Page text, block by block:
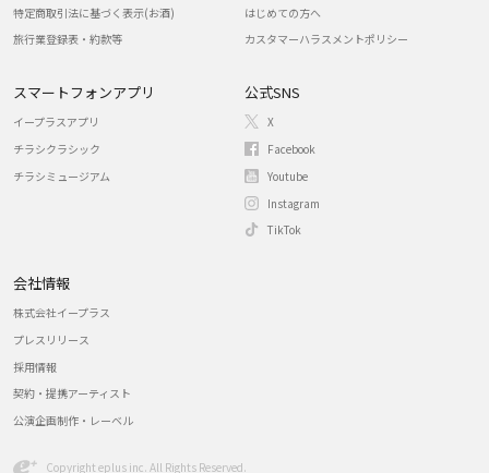
特定商取引法に基づく表示(お酒)
旅行業登録表・約款等
はじめての方へ
カスタマーハラスメントポリシー
スマートフォンアプリ
イープラスアプリ
チラシクラシック
チラシミュージアム
公式SNS
X
Facebook
Youtube
Instagram
TikTok
会社情報
株式会社イープラス
プレスリリース
採用情報
契約・提携アーティスト
公演企画制作・レーベル
Copyright eplus inc. All Rights Reserved.